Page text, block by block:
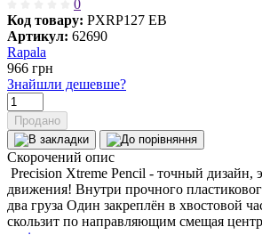
0
Код товару: PXRP127 EB
Артикул: 62690
Rapala
966 грн
Знайшли дешевше?
Продано
Скорочений опис
Precision Xtreme Pencil - точный дизайн,
движения! Внутри прочного
два груза Один закреплён в хвостовой
скользит по направляющим смещая